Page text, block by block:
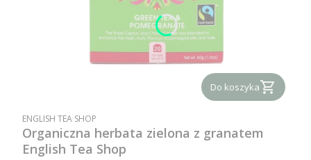
Do koszyka
PRODUCENT
ENGLISH TEA SHOP
Organiczna herbata zielona z granatem
English Tea Shop